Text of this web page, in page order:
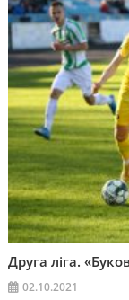
Друга ліга.
02.10.2021